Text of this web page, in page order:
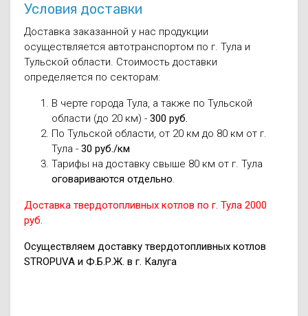
Условия доставки
Доставка заказанной у нас продукции
осуществляется автотранспортом по г. Тула и
Тульской области. Стоимость доставки
определяется по секторам:
В черте города Тула, а также по Тульской
области (до 20 км) - 300 руб.
По Тульской области, от 20 км до 80 км от г.
Тула - 30 руб./км
Тарифы на доставку свыше 80 км от г. Тула
оговариваются отдельно.
Доставка твердотопливных котлов по г. Тула 2000
руб.
Осуществляем доставку твердотопливных котлов
STROPUVA и Ф.Б.Р.Ж. в г. Калуга